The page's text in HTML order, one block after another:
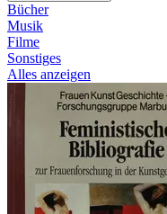
Bücher
Musik
Filme
Sonstiges
Alles anzeigen